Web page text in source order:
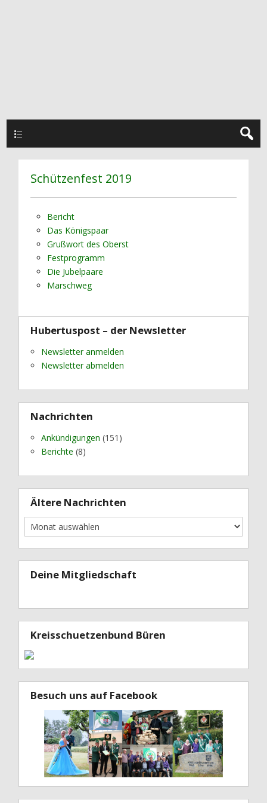
Schützenfest 2019
Bericht
Das Königspaar
Grußwort des Oberst
Festprogramm
Die Jubelpaare
Marschweg
Hubertuspost – der Newsletter
Newsletter anmelden
Newsletter abmelden
Nachrichten
Ankündigungen (151)
Berichte (8)
Ältere Nachrichten
Deine Mitgliedschaft
Kreisschuetzenbund Büren
Besuch uns auf Facebook